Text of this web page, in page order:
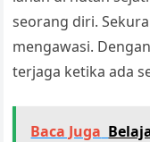
seorang diri.
mengawasi.
terjaga ketika ada
Baca Juga